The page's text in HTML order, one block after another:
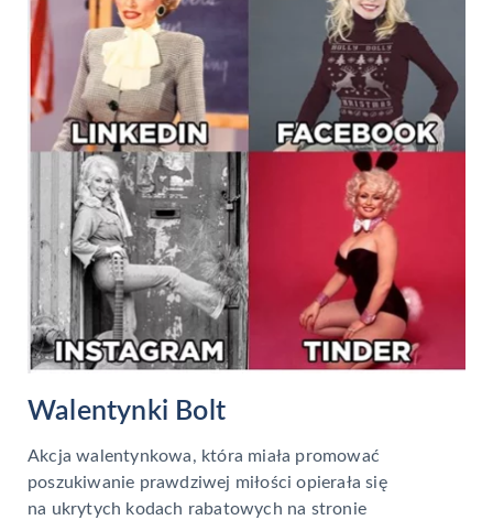
Walentynki Bolt
Akcja walentynkowa, która miała promować
poszukiwanie prawdziwej miłości opierała się
na ukrytych kodach rabatowych na stronie